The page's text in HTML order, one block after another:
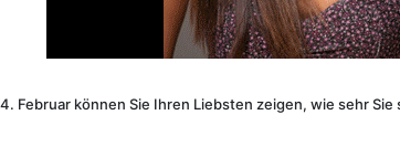
Februar können Sie Ihren Liebsten zeigen, wie sehr